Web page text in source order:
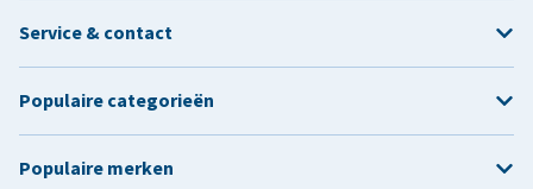
Service & contact
Populaire categorieën
Populaire merken